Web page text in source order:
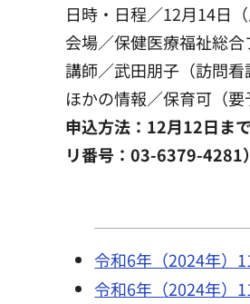
日時・日程／12月14日
会場／保健医療福祉総合
講師／武田朋子（訪問看
ほかの情報／保育可（要
申込方法：12月12日ま
リ番号：03-6379-
令和6年（2024年）
令和6年（2024年）